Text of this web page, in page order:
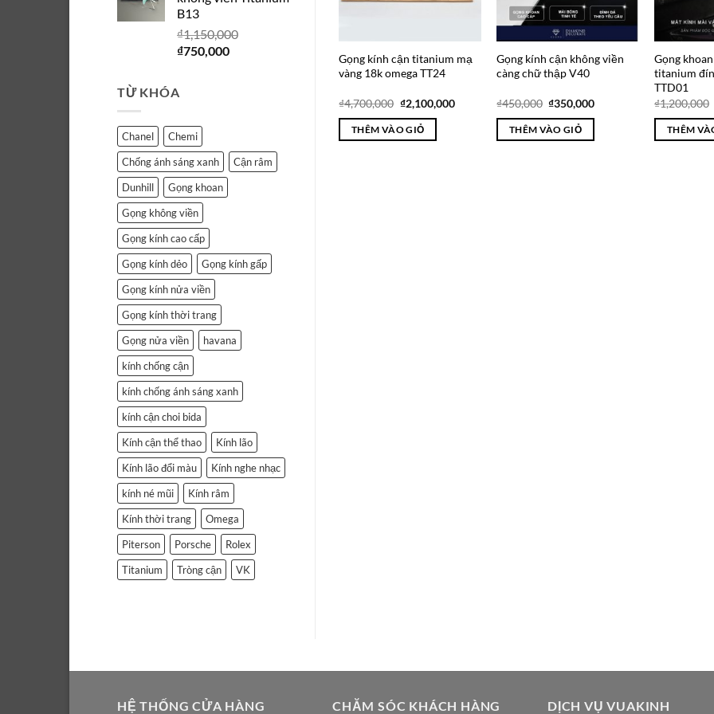
B13
₫1,150,000
Giá
₫1,150,000.
₫750,000Giá
TỪ KHÓA
Chanel
Chemi
Chống ánh sáng xanh
Cận râm
Dunhill
Gọng khoan
Gọng không viền
Gọng kính cao cấp
Gọng kính dẻo
Gọng kính gấp
Gọng kính nửa viền
Gọng kính thời trang
Gọng nửa viền
havana
kính chống cận
kính chống ánh sáng xanh
kính cận choi bida
Kính cận thể thao
Kính lão
Kính lão đổi màu
Kính nghe nhạc
kính né mũi
Kính râm
Kính thời trang
Omega
Piterson
Porsche
Rolex
Titanium
Tròng cận VK
Gọng kính cận titanium mạ
vàng 18k omega TT24
₫4,700,000 Giá
gốc
là:
₫4,700,000.
₫2,100,000Giá
THÊM VÀO GIỎ
Gọng kính cận không viền
càng chữ thập V40
₫450,000 Giá
là:
₫450,000.
₫350,000Giá
THÊM VÀO GIỎ
Gọng
titanium
TTD01
₫1,200,000
THÊM
HỆ THỐNG CỬA HÀNG CHĂM SÓC KHÁCH HÀNG DỊCH VỤ VUAKINH